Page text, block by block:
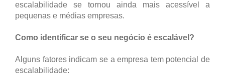
escalabilidade se tornou ainda mais acessível a
pequenas e médias empresas.
Como identificar se o seu negócio é escalável?
Alguns fatores indicam se a empresa tem potencial de
escalabilidade: